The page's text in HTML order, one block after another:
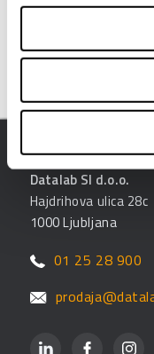
Datalab SI d.o.o.
Hajdrihova ulica 28c
1000 Ljubljana
01 25 28 900